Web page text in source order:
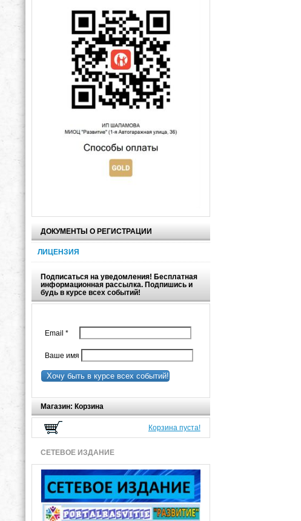
ДОКУМЕНТЫ О РЕГИСТРАЦИИ
ЛИЦЕНЗИЯ
Подписаться на уведомления! Бесплатная
информационная рассылка. Подпишись и
будь в курсе всех событий!
Email *
Ваше имя
Хочу быть в курсе всех событий!
Магазин: Корзина
Корзина пуста!
СЕТЕВОЕ ИЗДАНИЕ